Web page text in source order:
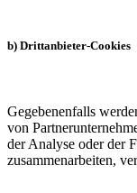
b) Drittanbieter-Cookies
Gegebenenfalls
von
der Analyse oder der
zusammenarbeiten,